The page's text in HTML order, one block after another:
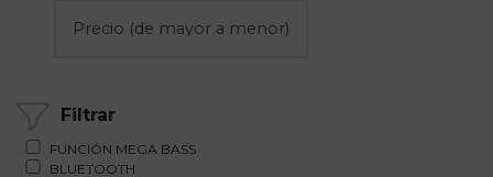
Filtrar
FUNCIÓN MEGA BASS
BLUETOOTH